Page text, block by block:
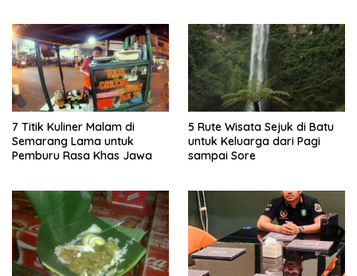
7 Titik Kuliner Malam di
Semarang Lama untuk
Pemburu Rasa Khas Jawa
5 Rute Wisata Sejuk di Batu
untuk Keluarga dari Pagi
sampai Sore